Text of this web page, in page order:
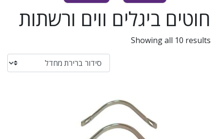
חוטים ביגלים ווים ורשתות
Showing all 10 results